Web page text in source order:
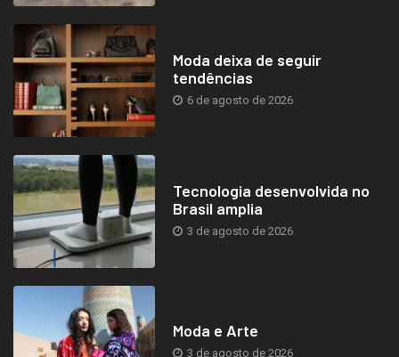
Moda deixa de seguir
tendências
6 de agosto de 2026
Tecnologia desenvolvida no
Brasil amplia
3 de agosto de 2026
Moda e Arte
3 de agosto de 2026